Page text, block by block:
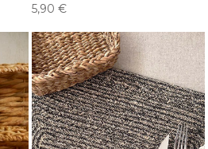
5,90 €